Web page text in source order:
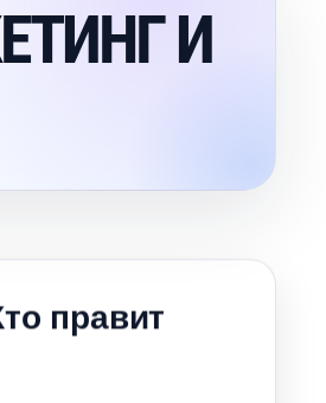
И
правит